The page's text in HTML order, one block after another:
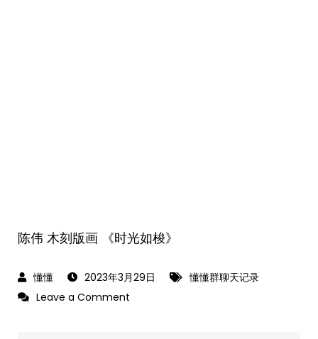
陈伟 木刻版画 《时光如梭》 ​​​
2023年3月29日
懂懂群聊天记录
Leave a Comment